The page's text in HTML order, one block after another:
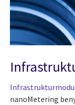
nanoMetering